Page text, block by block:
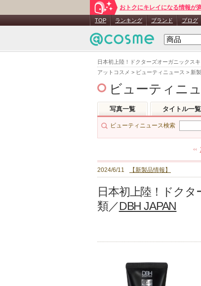
日本初上陸！ドクターズオーガニックス
アットコスメ > ビューティニュース > 新
おトクにキレイになる情報が
TOP ランキング ブランド ブログ
ビューティニ
写真一覧 タイトル一覧
ビューティニュース検索
2024/6/11 【新製品情報】
日本初上陸！ドク
類／DBH JAPAN